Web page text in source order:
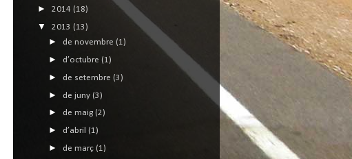
► 2014 (18)
▼ 2013 (13)
► de novembre (1)
► d’octubre (1)
► de setembre (3)
► de juny (3)
► de maig (2)
► d’abril (1)
► de març (1)